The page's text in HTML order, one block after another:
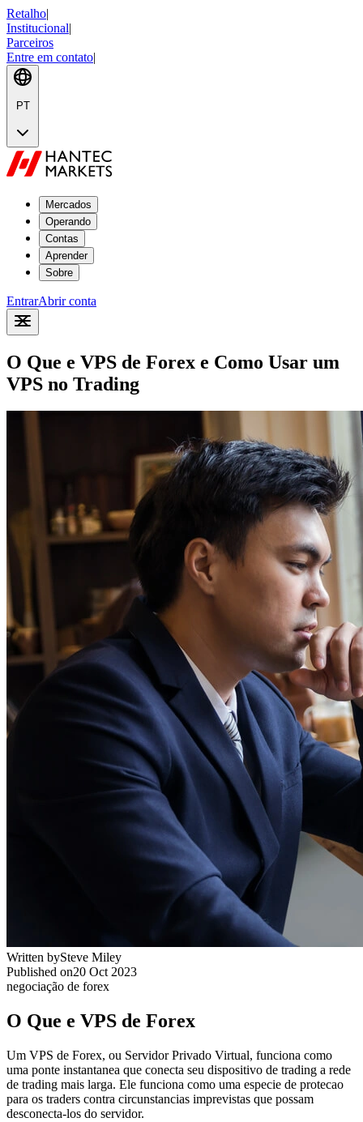
Retalho|
Institucional|
Parceiros
Entre em contato|
PT
Mercados
Operando
Contas
Aprender
Sobre
EntrarAbrir conta
O Que e VPS de Forex e Como Usar um
VPS no Trading
Written bySteve Miley
Published on20 Oct 2023
negociação de forex
O Que e VPS de Forex
Um VPS de Forex, ou Servidor Privado Virtual, funciona como
uma ponte instantanea que conecta seu dispositivo de trading a rede
de trading mais larga. Ele funciona como uma especie de protecao
para os traders contra circunstancias imprevistas que possam
desconecta-los do servidor.